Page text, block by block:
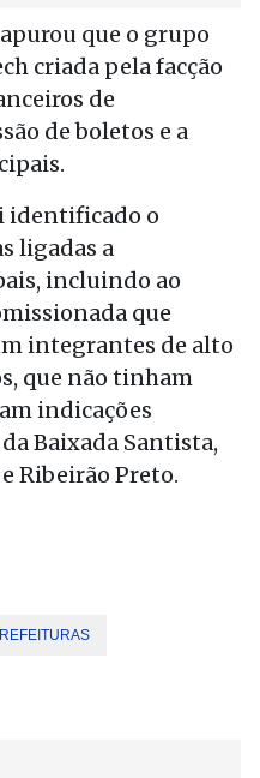
que o grupo
criada pela facção
de
de boletos e a
identificado o
ligadas a
incluindo ao
que
integrantes de alto
que não tinham
indicações
Baixada Santista,
Ribeirão Preto.